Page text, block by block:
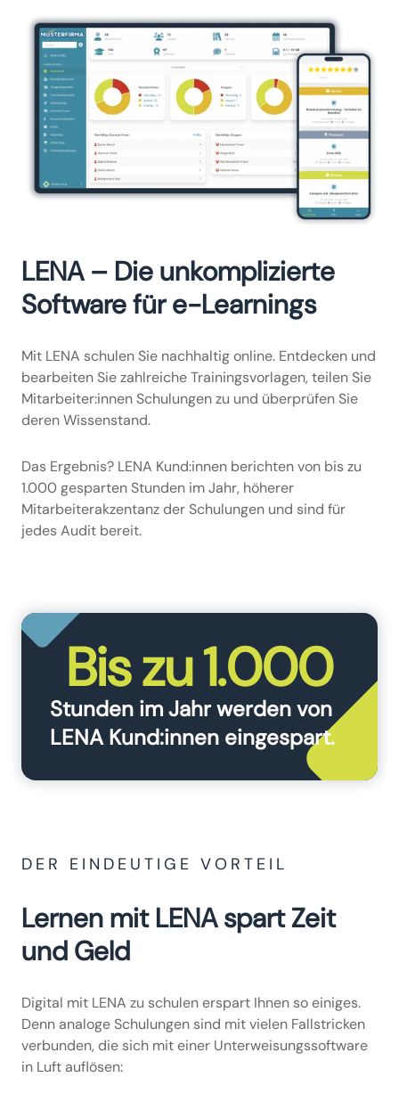
LENA – Die unkomplizierte
Software für e-Learnings
Mit LENA schulen Sie nachhaltig online. Entdecken und
bearbeiten Sie zahlreiche Trainingsvorlagen, teilen Sie
Mitarbeiter:innen Schulungen zu und überprüfen Sie
deren Wissenstand.
Das Ergebnis? LENA Kund:innen berichten von bis zu
1.000 gesparten Stunden im Jahr, höherer
Mitarbeiterakzentanz der Schulungen und sind für
jedes Audit bereit.
Bis zu 1.000
Stunden im Jahr werden von
LENA Kund:innen eingespart.
DER EINDEUTIGE VORTEIL
Lernen mit LENA spart Zeit
und Geld
Digital mit LENA zu schulen erspart Ihnen so einiges.
Denn analoge Schulungen sind mit vielen Fallstricken
verbunden, die sich mit einer Unterweisungssoftware
in Luft auflösen: